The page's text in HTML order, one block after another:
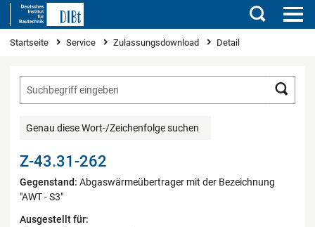
Suchen
Sie sind hier
Startseite Service Zulassungsdownload Detail
Genau diese Wort-/Zeichenfolge suchen
Z-43.31-262
Gegenstand: Abgaswärmeübertrager mit der Bezeichnung
"AWT - S3"
Ausgestellt für: